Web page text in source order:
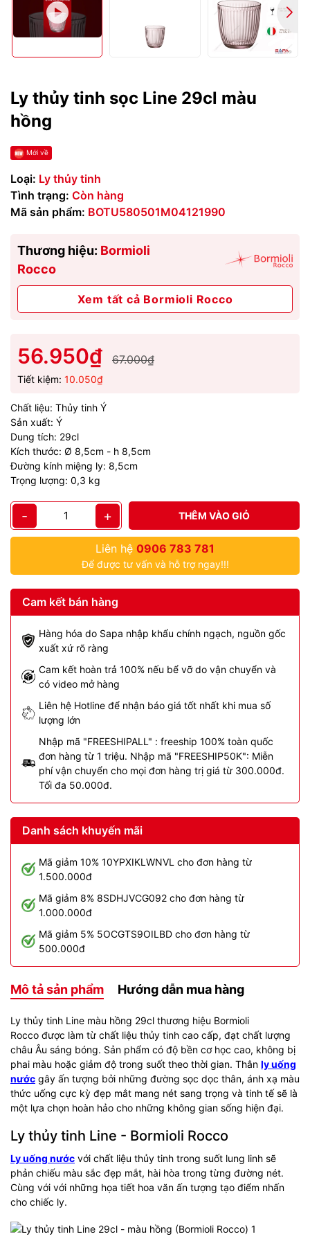
Ly thủy tinh sọc Line 29cl màu
hồng
Mới về
Loại: Ly thủy tinh
Tình trạng: Còn hàng
Mã sản phẩm: BOTU580501M04121990
Thương hiệu: Bormioli
Rocco
Xem tất cả Bormioli Rocco
56.950₫ 67.000₫
Tiết kiệm: 10.050₫
Chất liệu: Thủy tinh Ý
Sản xuất: Ý
Dung tích: 29cl
Kích thước: Ø 8,5cm - h 8,5cm
Đường kính miệng ly: 8,5cm
Trọng lượng: 0,3 kg
- + THÊM VÀO GIỎ
Liên hệ 0906 783 781
Để được tư vấn và hỗ trợ ngay!!!
Cam kết bán hàng
Hàng hóa do Sapa nhập khẩu chính ngạch, nguồn gốc
xuất xứ rõ ràng
Cam kết hoàn trả 100% nếu bể vỡ do vận chuyển và
có video mở hàng
Liên hệ Hotline để nhận báo giá tốt nhất khi mua số
lượng lớn
Nhập mã "FREESHIPALL" : freeship 100% toàn quốc
đơn hàng từ 1 triệu. Nhập mã "FREESHIP50K": Miễn
phí vận chuyển cho mọi đơn hàng trị giá từ 300.000đ.
Tối đa 50.000đ.
Danh sách khuyến mãi
Mã giảm 10% 10YPXIKLWNVL cho đơn hàng từ
1.500.000đ
Mã giảm 8% 8SDHJVCG092 cho đơn hàng từ
1.000.000đ
Mã giảm 5% 5OCGTS9OILBD cho đơn hàng từ
500.000đ
Mô tả sản phẩm Hướng dẫn mua hàng
Ly thủy tinh Line màu hồng 29cl thương hiệu Bormioli
Rocco được làm từ chất liệu thủy tinh cao cấp, đạt chất lượng
châu Âu sáng bóng. Sản phẩm có độ bền cơ học cao, không bị
phai màu hoặc giảm độ trong suốt theo thời gian. Thân ly uống
nước gây ấn tượng bởi những đường sọc dọc thân, ánh xạ màu
thức uống cực kỳ đẹp mắt mang nét sang trọng và tinh tế sẽ là
một lựa chọn hoàn hảo cho những không gian sống hiện đại.
Ly thủy tinh Line - Bormioli Rocco
Ly uống nước với chất liệu thủy tinh trong suốt lung linh sẽ
phản chiếu màu sắc đẹp mắt, hài hòa trong từng đường nét.
Cùng với với những họa tiết hoa văn ấn tượng tạo điểm nhấn
cho chiếc ly.